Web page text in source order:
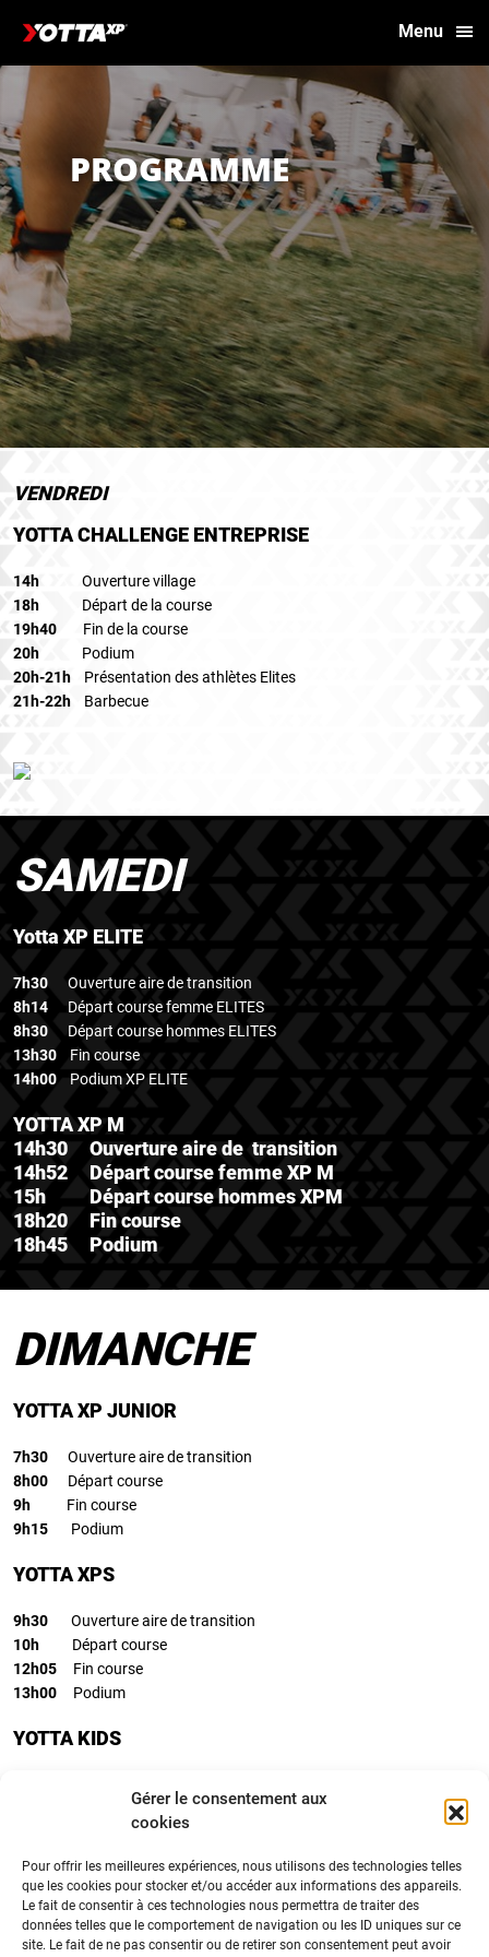
Gérer le consentement aux
cookies
Pour offrir les meilleures expériences, nous utilisons des technologies telles
que les cookies pour stocker et/ou accéder aux informations des appareils.
Le fait de consentir à ces technologies nous permettra de traiter des
données telles que le comportement de navigation ou les ID uniques sur ce
site. Le fait de ne pas consentir ou de retirer son consentement peut avoir
Menu
PROGRAMME
VENDREDI
YOTTA CHALLENGE ENTREPRISE
14h Ouverture village
18h Départ de la course
19h40 Fin de la course
20h Podium
20h-21h Présentation des athlètes Elites
21h-22h Barbecue
SAMEDI
Yotta XP ELITE
7h30 Ouverture aire de transition
8h14 Départ course femme ELITES
8h30 Départ course hommes ELITES
13h30 Fin course
14h00 Podium XP ELITE
YOTTA XP M
14h30 Ouverture aire de transition
14h52 Départ course femme XP M
15h Départ course hommes XPM
18h20 Fin course
18h45 Podium
DIMANCHE
YOTTA XP JUNIOR
7h30 Ouverture aire de transition
8h00 Départ course
9h
Fin course
9h15 Podium
YOTTA XPS
9h30 Ouverture aire de transition
10h Départ course
12h05 Fin course
13h00 Podium
YOTTA KIDS
Fin course
YOTTA XP M RELAIS
13h30Ouverture aire de transition
14hDépart course